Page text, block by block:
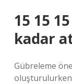
15 15
kadar
Gübreleme
oluşturulurken